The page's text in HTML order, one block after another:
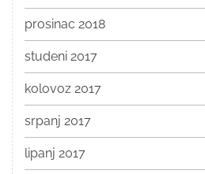
prosinac 2018
studeni 2017
kolovoz 2017
srpanj 2017
lipanj 2017